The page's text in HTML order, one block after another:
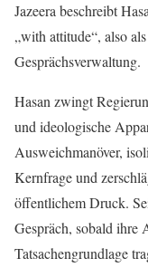
Jazeera beschreibt
„with attitude“, also
Gesprächsverwaltung.
Hasan zwingt
und ideologische
Ausweichmanöver,
Kernfrage und
öffentlichem Druck.
Gespräch, sobald ihre
Tatsachengrundlage